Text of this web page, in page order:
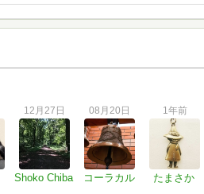
12月27日
Shoko Chiba
08月20日
コーラカル
1年前
たまさか